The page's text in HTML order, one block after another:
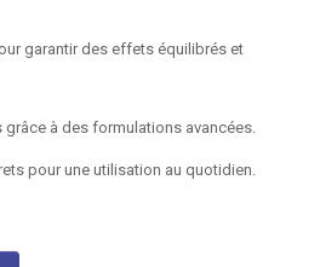
garantir des effets équilibrés et
grâce à des formulations avancées.
pour une utilisation au quotidien.